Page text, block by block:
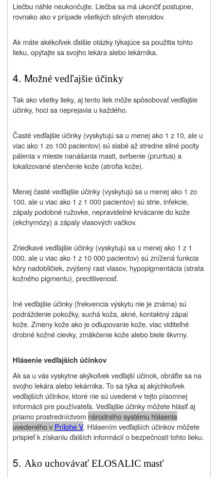
Liečbu náhle neukončujte. Liečba sa má ukončiť postupne,
rovnako ako v prípade všetkých silných steroidov.
Ak máte akékoľvek ďalšie otázky týkajúce sa použitia tohto
lieku, opýtajte sa svojho lekára alebo lekárnika.
4. Možné vedľajšie účinky
Tak ako všetky lieky, aj tento liek môže spôsobovať vedľajšie
účinky, hoci sa neprejavia u každého.
Časté vedľajšie účinky (vyskytujú sa u menej ako 1 z 10, ale u
viac ako 1 zo 100 pacientov) sú slabé až stredne silné pocity
pálenia v mieste nanášania masti, svrbenie (pruritus) a
lokalizované stenčenie kože (atrofia kože).
Menej časté vedľajšie účinky (vyskytujú sa u menej ako 1 zo
100, ale u viac ako 1 z 1 000 pacientov) sú strie, infekcie,
zápaly podobné ružovke, nepravidelné krvácanie do kože
(ekchymózy) a zápaly vlasových vačkov.
Zriedkavé vedľajšie účinky (vyskytujú sa u menej ako 1 z 1
000, ale u viac ako 1 z 10 000 pacientov) sú znížená funkcia
kôry nadobličiek, zvýšený rast vlasov, hypopigmentácia (strata
kožného pigmentu), precitlivenosť.
Iné vedľajšie účinky (frekvencia výskytu nie je známa) sú
podráždenie pokožky, suchá koža, akné, kontaktný zápal
kože. Zmeny kože ako je odlupovanie kože, viac viditeľné
drobné kožné cievky, zmäkčenie kože alebo biele škvrny.
Hlásenie vedľajších účinkov
Ak sa u vás vyskytne akýkoľvek vedľajší účinok, obráťte sa na
svojho lekára alebo lekárnika. To sa týka aj akýchkoľvek
vedľajších účinkov, ktoré nie sú uvedené v tejto písomnej
informácii pre používateľa. Vedľajšie účinky môžete hlásiť aj
priamo prostredníctvom národného systému hlásenia
uvedeného v Prílohe V. Hlásením vedľajších účinkov môžete
prispieť k získaniu ďalších informácií o bezpečnosti tohto lieku.
5. Ako uchovávať ELOSALIC masť